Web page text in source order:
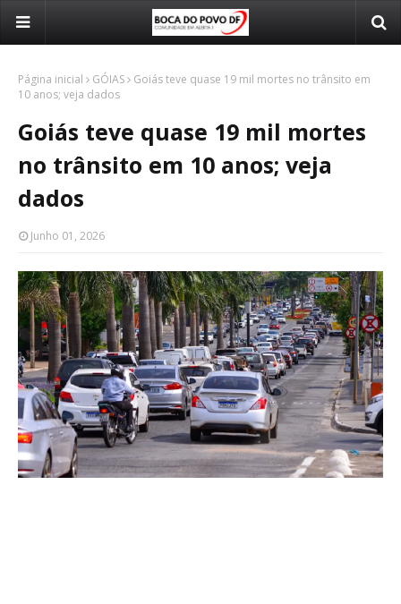
Página inicial GÓIAS
Goiás teve quase 19 mil mortes no trânsito em
10 anos; veja dados
Goiás teve quase 19 mil mortes
no trânsito em 10 anos; veja
dados
Junho 01, 2026